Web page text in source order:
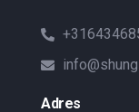
Adres